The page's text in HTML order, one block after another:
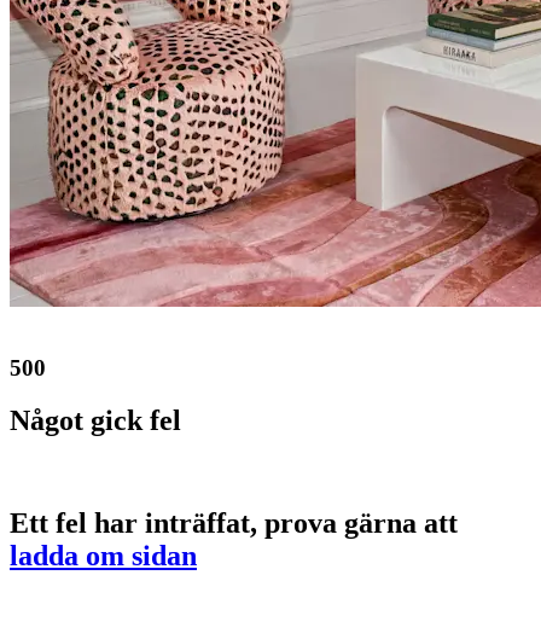
500
Något gick fel
Ett fel har inträffat, prova gärna att
ladda om sidan